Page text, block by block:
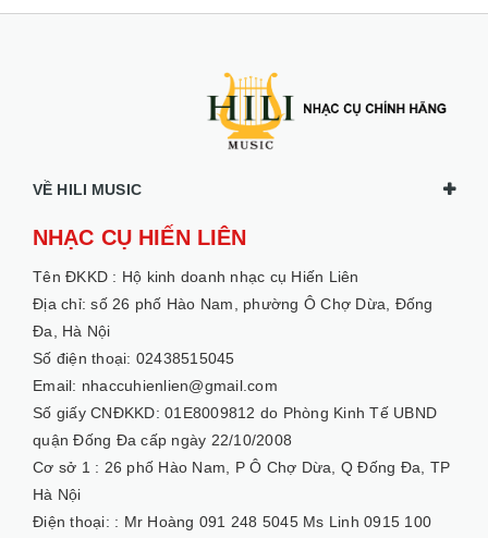
VỀ HILI MUSIC
NHẠC CỤ HIẾN LIÊN
Tên ĐKKD : Hộ kinh doanh nhạc cụ Hiến Liên
Địa chỉ: số 26 phố Hào Nam, phường Ô Chợ Dừa, Đống
Đa, Hà Nội
Số điện thoại: 02438515045
Email: nhaccuhienlien@gmail.com
Số giấy CNĐKKD: 01E8009812 do Phòng Kinh Tế UBND
quận Đống Đa cấp ngày 22/10/2008
Cơ sở 1 : 26 phố Hào Nam, P Ô Chợ Dừa, Q Đống Đa, TP
Hà Nội
Điện thoại: : Mr Hoàng 091 248 5045 Ms Linh 0915 100